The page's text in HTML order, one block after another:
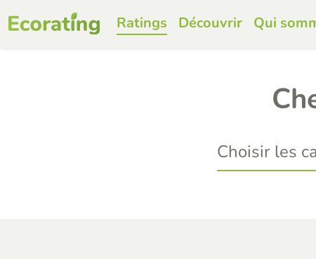
Ratings Découvrir Qui